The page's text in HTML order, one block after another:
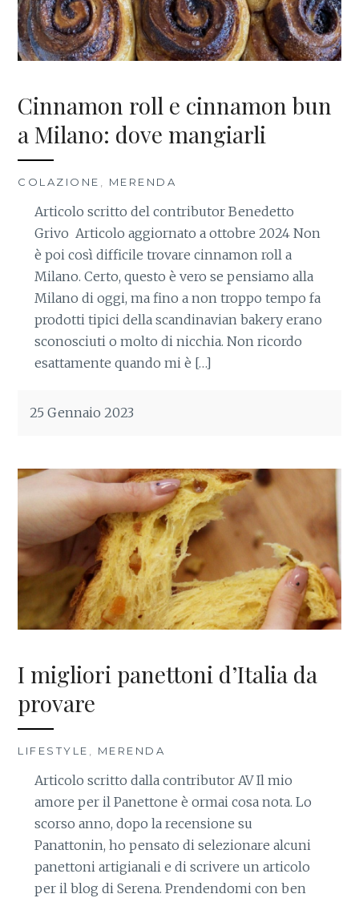
Cinnamon roll e cinnamon bun
a Milano: dove mangiarli
COLAZIONE , MERENDA
Articolo scritto del contributor Benedetto
Grivo Articolo aggiornato a ottobre 2024 Non
è poi così difficile trovare cinnamon roll a
Milano. Certo, questo è vero se pensiamo alla
Milano di oggi, ma fino a non troppo tempo fa
prodotti tipici della scandinavian bakery erano
sconosciuti o molto di nicchia. Non ricordo
esattamente quando mi è […]
25 Gennaio 2023
I migliori panettoni d’Italia da
provare
LIFESTYLE , MERENDA
Articolo scritto dalla contributor AV Il mio
amore per il Panettone è ormai cosa nota. Lo
scorso anno, dopo la recensione su
Panattonin, ho pensato di selezionare alcuni
panettoni artigianali e di scrivere un articolo
per il blog di Serena. Prendendomi con ben